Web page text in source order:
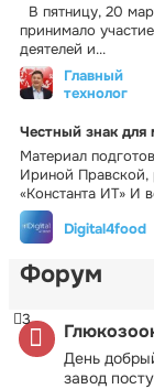
В пятницу, 20
принимало
деятелей и...
Главный
технолог
Честный знак
Материал
Ириной Правской,
«Константа ИТ» И
Digital4food
Форум
День
завод
3